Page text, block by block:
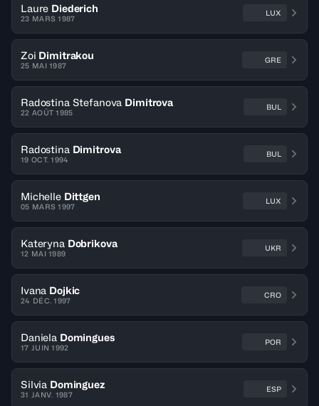
Laure Diederich
23 MARS 1987
LUX
Zoi Dimitrakou
25 MAI 1987
GRE
Radostina Stefanova Dimitrova
22 AOÛT 1985
BUL
Radostina Dimitrova
19 OCT. 1994
BUL
Michelle Dittgen
05 MARS 1997
LUX
Kateryna Dobrikova
12 MAI 1989
UKR
Ivana Dojkic
24 DÉC. 1997
CRO
Daniela Domingues
17 JUIN 1992
POR
Silvia Dominguez
31 JANV. 1987
ESP